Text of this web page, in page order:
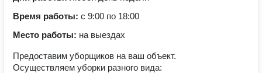
Время работы: с 9:00 по 18:00
Место работы: на выездах
Предоставим уборщиков на ваш объект.
Осуществляем уборки разного вида: